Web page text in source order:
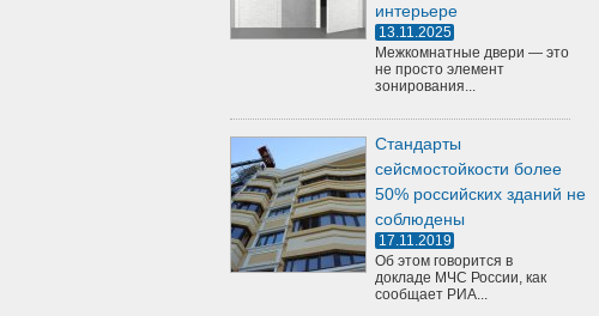
интерьере
13.11.2025
Межкомнатные двери — это
не просто элемент
зонирования...
Стандарты
сейсмостойкости более
50% российских зданий не
соблюдены
17.11.2019
Об этом говорится в
докладе МЧС России, как
сообщает РИА...